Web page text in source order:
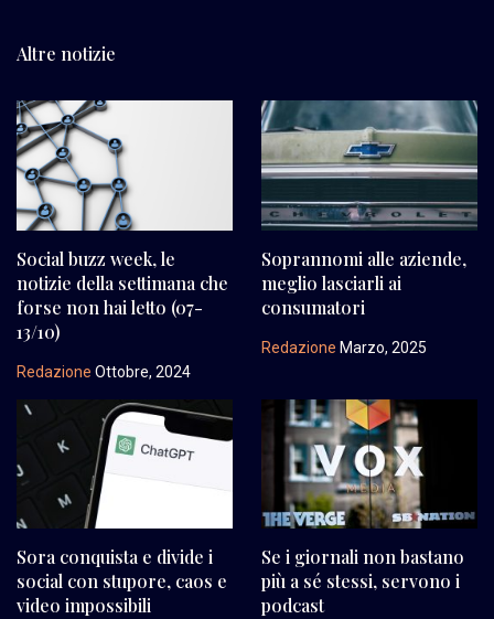
Altre notizie
Social buzz week, le
notizie della settimana che
forse non hai letto (07-
13/10)
Redazione Ottobre, 2024
Soprannomi alle aziende,
meglio lasciarli ai
consumatori
Redazione Marzo, 2025
Sora conquista e divide i
social con stupore, caos e
video impossibili
Se i giornali non bastano
più a sé stessi, servono i
podcast